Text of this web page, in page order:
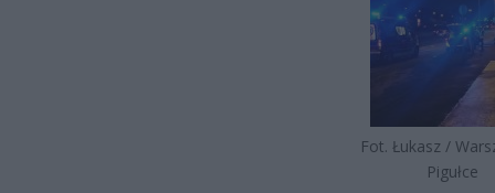
Fot. Łukasz /
Pigułce